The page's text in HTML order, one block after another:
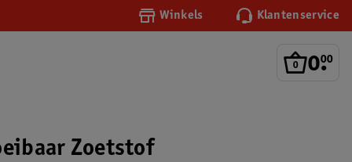
Winkels Klantenservice
0.
00
Zoetstof